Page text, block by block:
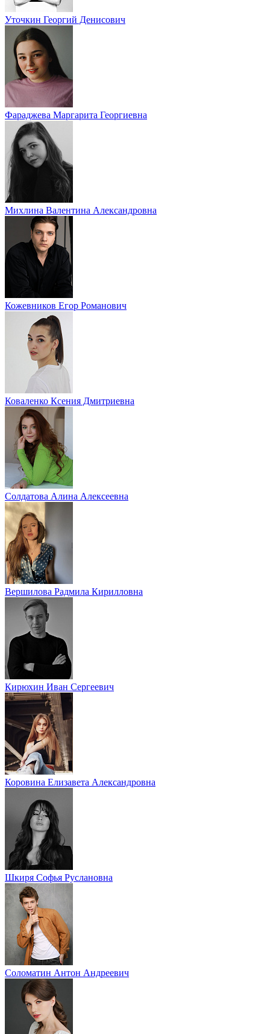
Уточкин Георгий Денисович
Фараджева Маргарита Георгиевна
Михлина Валентина Александровна
Кожевников Егор Романович
Коваленко Ксения Дмитриевна
Солдатова Алина Алексеевна
Вершилова Радмила Кирилловна
Кирюхин Иван Сергеевич
Коровина Елизавета Александровна
Шкиря Софья Руслановна
Соломатин Антон Андреевич